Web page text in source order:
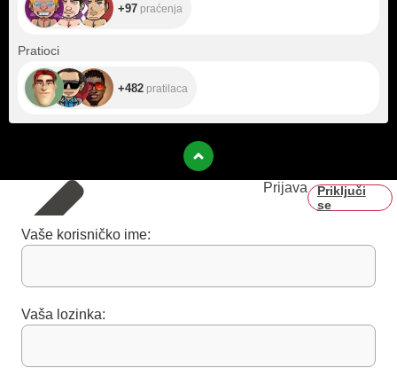
+97 praćenja
Pratioci
+482 pratilaca
Prijava
Priključi
se
Vaše korisničko ime:
Vaša lozinka: